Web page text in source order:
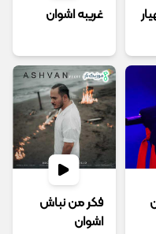
غریبه اشوان
فکر من نباش
اشوان